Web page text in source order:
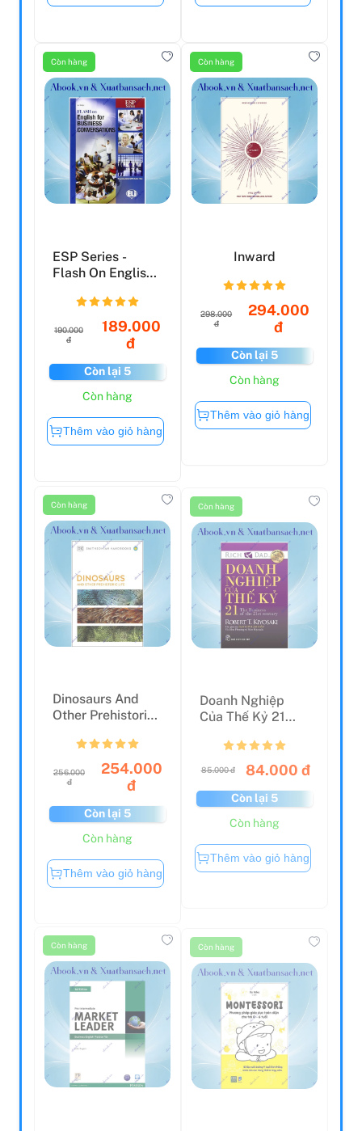
Còn hàng
ESP Series -
Flash On English
Convers...
190.000
đ
189.000
đ
Còn lại 5
Còn hàng
Thêm vào giỏ hàng
Còn hàng
Inward
298.000
đ
294.000
đ
Còn lại 5
Còn hàng
Thêm vào giỏ hàng
Còn hàng
Dinosaurs And
Other Prehistoric
Smithsoni...
256.000
đ
254.000
đ
Còn lại 5
Còn hàng
Thêm vào giỏ hàng
Doanh Nghiệp
Của Thế Kỷ 21
(Tái Bản 2019)
84.000 đ
Còn lại 5
Còn hàng
Thêm vào giỏ hàng
Còn hàng Còn hàng